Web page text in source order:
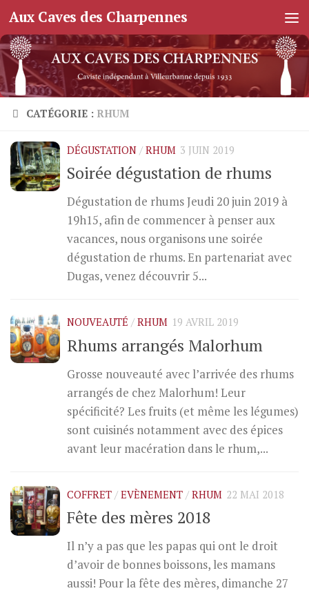
Skip to content
Aux Caves des Charpennes
CATÉGORIE : RHUM
DÉGUSTATION / RHUM 3 JUIN 2019
Soirée dégustation de rhums
Dégustation de rhums Jeudi 20 juin 2019 à
19h15, afin de commencer à penser aux
vacances, nous organisons une soirée
dégustation de rhums. En partenariat avec
Dugas, venez découvrir 5...
NOUVEAUTÉ / RHUM 19 AVRIL 2019
Rhums arrangés Malorhum
Grosse nouveauté avec l’arrivée des rhums
arrangés de chez Malorhum! Leur
spécificité? Les fruits (et même les légumes)
sont cuisinés notamment avec des épices
avant leur macération dans le rhum,...
COFFRET / EVÈNEMENT / RHUM 22 MAI 2018
Fête des mères 2018
Il n’y a pas que les papas qui ont le droit
d’avoir de bonnes boissons, les mamans
aussi! Pour la fête des mères, dimanche 27